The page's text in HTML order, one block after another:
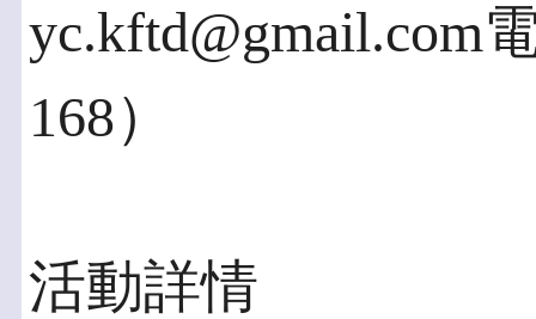
yc.kftd@gmail.com
168）
活動詳情